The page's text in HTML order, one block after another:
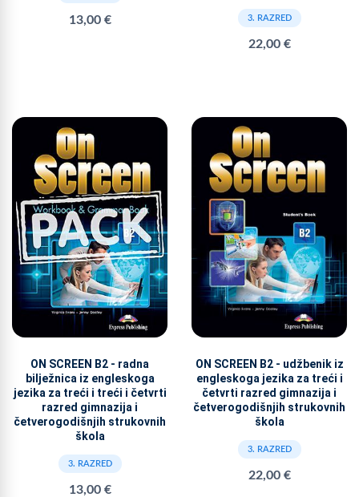
13,00 € 3. RAZRED
22,00 €
ON SCREEN B2 - radna
bilježnica iz engleskoga
jezika za treći i treći i četvrti
razred gimnazija i
četverogodišnjih strukovnih
škola
3. RAZRED
13,00 €
ON SCREEN B2 - udžbenik iz
engleskoga jezika za treći i
četvrti razred gimnazija i
četverogodišnjih strukovnih
škola
3. RAZRED
22,00 €